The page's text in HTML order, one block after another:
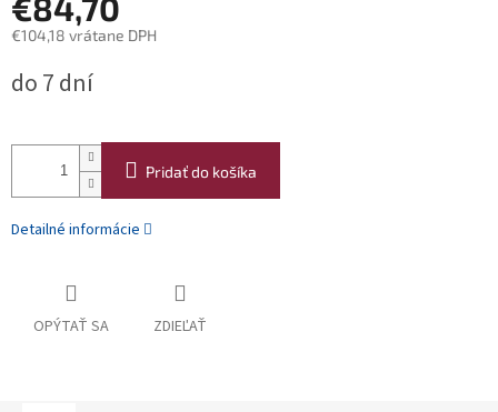
€84,70
€104,18 vrátane DPH
cena:
do 7 dní
Pridať do košíka
Detailné informácie
OPÝTAŤ SA ZDIEĽAŤ